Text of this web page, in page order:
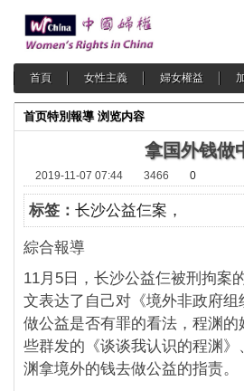
首頁 女性主義 婦女權益
首页特別報導 浏览内容
拿国外钱做
2019-11-07 07:44 3466 0
标签： 长沙公益仨案，
綜合報導
11月5日，长沙公益仨被刑拘案
文表达了自己对《境外非政府
做公益是否有罪的看法，程渊
些群发的《谈谈我认识的程渊
渊拿境外的钱去做公益的指责。